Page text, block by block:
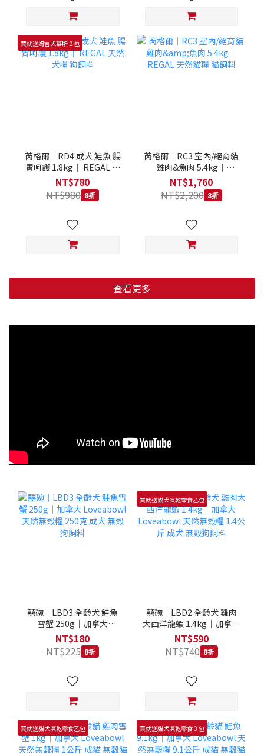
買就送姆吉犬慕斯２包
芮格爾｜RD4 成犬 鮭魚 腸
胃呵護 1.8kg｜ REGAL 天
然犬糧 狗飼料
NT$780
NT$980 8折
芮格爾｜RC3 室內/絕育貓
雞肉&魚肉 5.4kg｜
REGAL 天然貓糧 貓飼料
NT$1,760
NT$2,200 8折
查看更多
囍碗｜LBD3 全齡犬 鮭魚
雪蟹 250g｜加拿大
Loveabowl 天然無穀糧
250克 成犬 無穀狗飼料
NT$180
NT$225 8折
買就送貓犬凍乾零食乙包
囍碗｜LBD2 全齡犬 雞肉
大西洋龍蝦 1.4kg｜加拿大
Loveabowl 天然無穀糧
1.4公斤 成犬 無穀狗飼料
NT$590
NT$740 8折
買就送貓犬凍乾零食乙包 買就送貓犬凍乾零食３包